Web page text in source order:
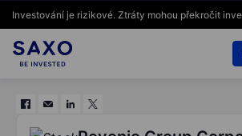
Investování je rizikové. Ztráty mohou překročit